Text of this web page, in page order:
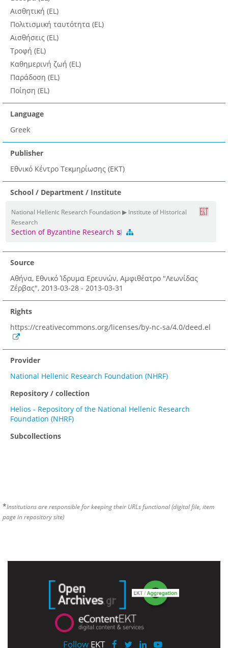
Αισθητική (EL)
Πολιτισμική ταυτότητα (EL)
Αισθήσεις (EL)
Τροφή (EL)
Καθημερινή ζωή (EL)
Παράδοση (EL)
Ποίηση (EL)
Language
Greek
Publisher
Εθνικό Κέντρο Τεκμηρίωσης (ΕΚΤ)
School / Department / Institute
National Hellenic Research Foundation ▶ Institute of Historical
Research
Section of Byzantine Research
Source
Αθήνα, Εθνικό Ίδρυμα Ερευνών, Αμφιθέατρο "Λεωνίδας
Ζέρβας", 2013-03-28 - 2013-03-31
Rights
https://creativecommons.org/licenses/by-nc-sa/4.0/deed.el
Provider
National Hellenic Research Foundation (NHRF)
Repository / collection
Helios - Repository of the National Hellenic Research
Foundation (NHRF)
Subcollections
*Institutions are responsible for keeping their URLs functional (digital file, item
page in repository site)
Follow EKT